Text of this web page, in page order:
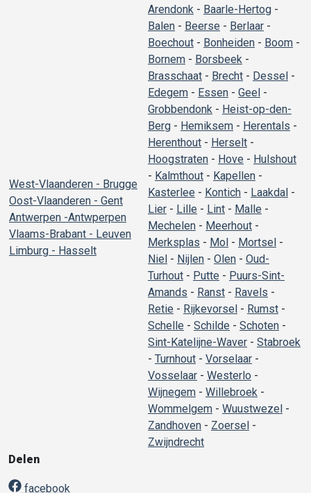
West-Vlaanderen - Brugge
Oost-Vlaanderen - Gent
Antwerpen -Antwperpen
Vlaams-Brabant - Leuven
Limburg - Hasselt
Arendonk - Baarle-Hertog -
Balen - Beerse - Berlaar -
Boechout - Bonheiden - Boom -
Bornem - Borsbeek -
Brasschaat - Brecht - Dessel -
Edegem - Essen - Geel -
Grobbendonk - Heist-op-den-
Berg - Hemiksem - Herentals -
Herenthout - Herselt -
Hoogstraten - Hove - Hulshout
- Kalmthout - Kapellen -
Kasterlee - Kontich - Laakdal -
Lier - Lille - Lint - Malle -
Mechelen - Meerhout -
Merksplas - Mol - Mortsel -
Niel - Nijlen - Olen - Oud-
Turhout - Putte - Puurs-Sint-
Amands - Ranst - Ravels -
Retie - Rijkevorsel - Rumst -
Schelle - Schilde - Schoten -
Sint-Katelijne-Waver - Stabroek
- Turnhout - Vorselaar -
Vosselaar - Westerlo -
Wijnegem - Willebroek -
Wommelgem - Wuustwezel -
Zandhoven - Zoersel -
Zwijndrecht
Delen
facebook